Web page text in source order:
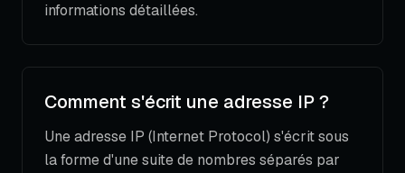
informations détaillées.
Comment s'écrit une adresse IP ?
Une adresse IP (Internet Protocol) s'écrit sous
la forme d'une suite de nombres séparés par